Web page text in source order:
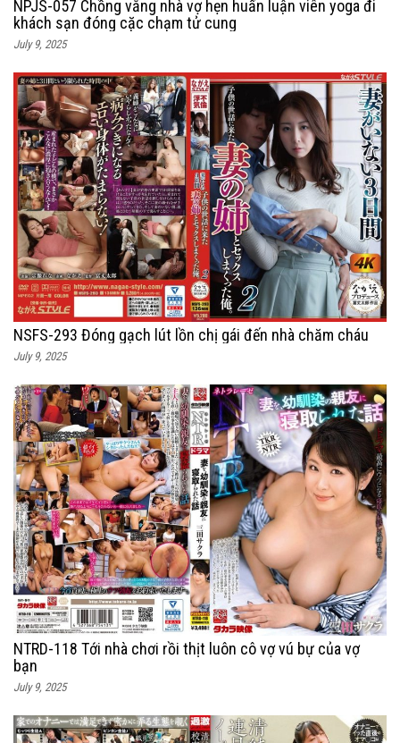
NPJS-057 Chồng vắng nhà vợ hẹn huấn luận viên yoga đi
khách sạn đóng cặc chạm tử cung
July 9, 2025
NSFS-293 Đóng gạch lút lồn chị gái đến nhà chăm cháu
July 9, 2025
NTRD-118 Tới nhà chơi rồi thịt luôn cô vợ vú bự của vợ
bạn
July 9, 2025